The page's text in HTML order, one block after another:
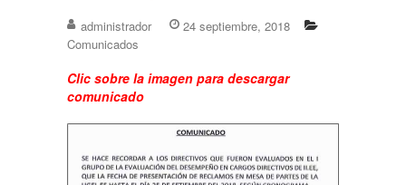
administrador
24 septiembre, 2018
Comunicados
Clic sobre la imagen para descargar
comunicado